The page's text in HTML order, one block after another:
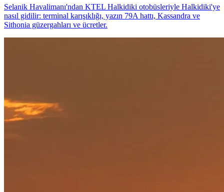
Selanik Havalimanı'ndan KTEL Halkidiki otobüsleriyle Halkidiki'ye
nasıl gidilir: terminal karışıklığı, yazın 79A hattı, Kassandra ve
Sithonia güzergahları ve ücretler.